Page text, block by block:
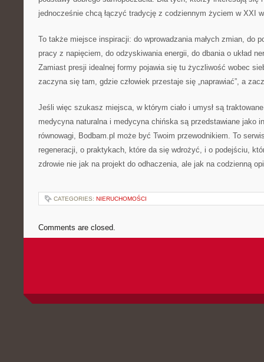
jednocześnie chcą łączyć tradycję z codziennym życiem w XXI
To także miejsce inspiracji: do wprowadzania małych zmian, do
pracy z napięciem, do odzyskiwania energii, do dbania o układ
Zamiast presji idealnej formy pojawia się tu życzliwość wobec
zaczyna się tam, gdzie człowiek przestaje się „naprawiać”, a
Jeśli więc szukasz miejsca, w którym ciało i umysł są
medycyna naturalna i medycyna chińska są przedstawiane jako
równowagi, Bodbam.pl może być Twoim przewodnikiem. To
regeneracji, o praktykach, które da się wdrożyć, i o podejściu,
zdrowie nie jak na projekt do odhaczenia, ale jak na codzienną
CATEGORIES: NIERUCHOMOŚCI
Comments are closed.